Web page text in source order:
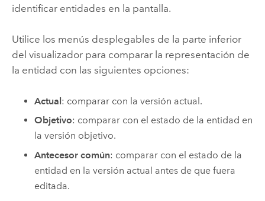
identificar entidades en la pantalla.
Utilice los menús desplegables de la parte inferior
del visualizador para comparar la representación de
la entidad con las siguientes opciones:
Actual: comparar con la versión actual.
Objetivo: comparar con el estado de la entidad en
la versión objetivo.
Antecesor común: comparar con el estado de la
entidad en la versión actual antes de que fuera
editada.